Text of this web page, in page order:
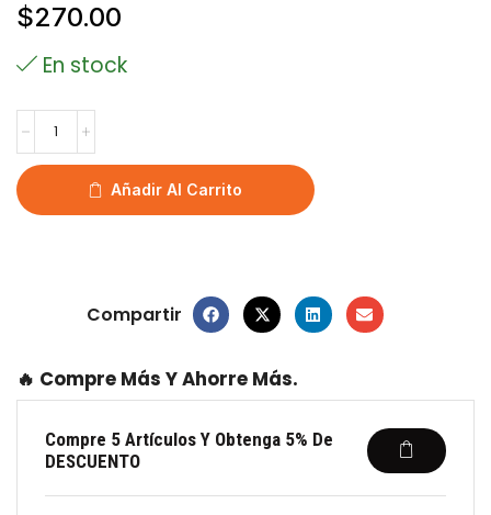
$270.00
En stock
Añadir Al Carrito
Compartir
🔥 Compre Más Y Ahorre Más.
Compre 5 Artículos Y Obtenga 5% De
DESCUENTO